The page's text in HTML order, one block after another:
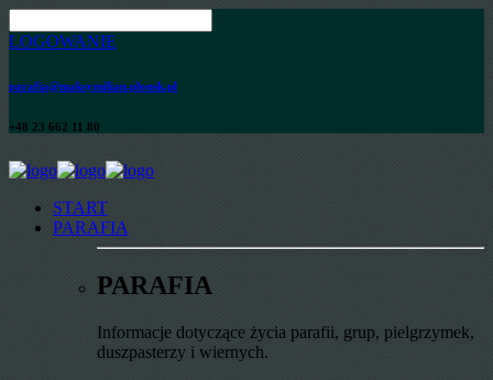
LOGOWANIE
parafia@maksymilian.plonsk.pl
+48 23 662 11 80
START
PARAFIA
PARAFIA
Informacje dotyczące życia parafii, grup, pielgrzymek,
duszpasterzy i wiernych.